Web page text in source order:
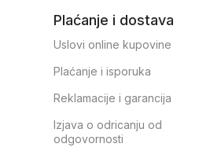
Plaćanje i dostava
Uslovi online kupovine
Plaćanje i isporuka
Reklamacije i garancija
Izjava o odricanju od
odgovornosti